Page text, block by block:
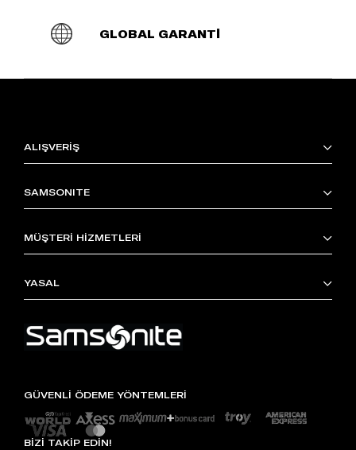
GLOBAL GARANTİ
ALIŞVERİŞ
SAMSONITE
MÜŞTERİ HİZMETLERİ
YASAL
GÜVENLİ ÖDEME YÖNTEMLERİ
BİZİ TAKİP EDİN!